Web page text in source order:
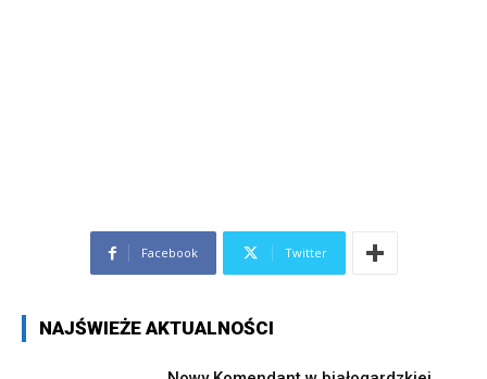
Facebook Twitter
NAJŚWIEŻE AKTUALNOŚCI